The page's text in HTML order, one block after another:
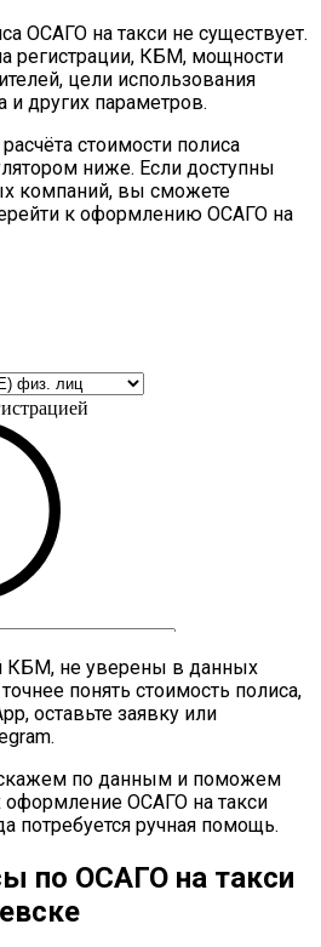
ОСАГО на такси не существует.
регистрации, КБМ, мощности
цели использования
и других параметров.
стоимости полиса
ниже. Если доступны
компаний, вы сможете
к оформлению ОСАГО на
КБМ, не уверены в данных
понять стоимость полиса,
оставьте заявку или
по данным и поможем
оформление ОСАГО на такси
потребуется ручная помощь.
по ОСАГО на такси